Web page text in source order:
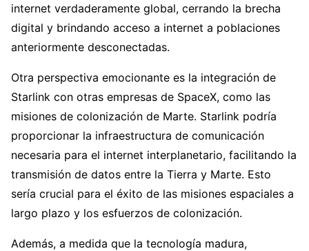
internet verdaderamente global, cerrando la brecha
digital y brindando acceso a internet a poblaciones
anteriormente desconectadas.
Otra perspectiva emocionante es la integración de
Starlink con otras empresas de SpaceX, como las
misiones de colonización de Marte. Starlink podría
proporcionar la infraestructura de comunicación
necesaria para el internet interplanetario, facilitando la
transmisión de datos entre la Tierra y Marte. Esto
sería crucial para el éxito de las misiones espaciales a
largo plazo y los esfuerzos de colonización.
Además, a medida que la tecnología madura,